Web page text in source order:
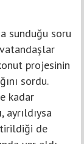
sunduğu soru
projesinin
sordu.
kadar
ayrıldıysa
de